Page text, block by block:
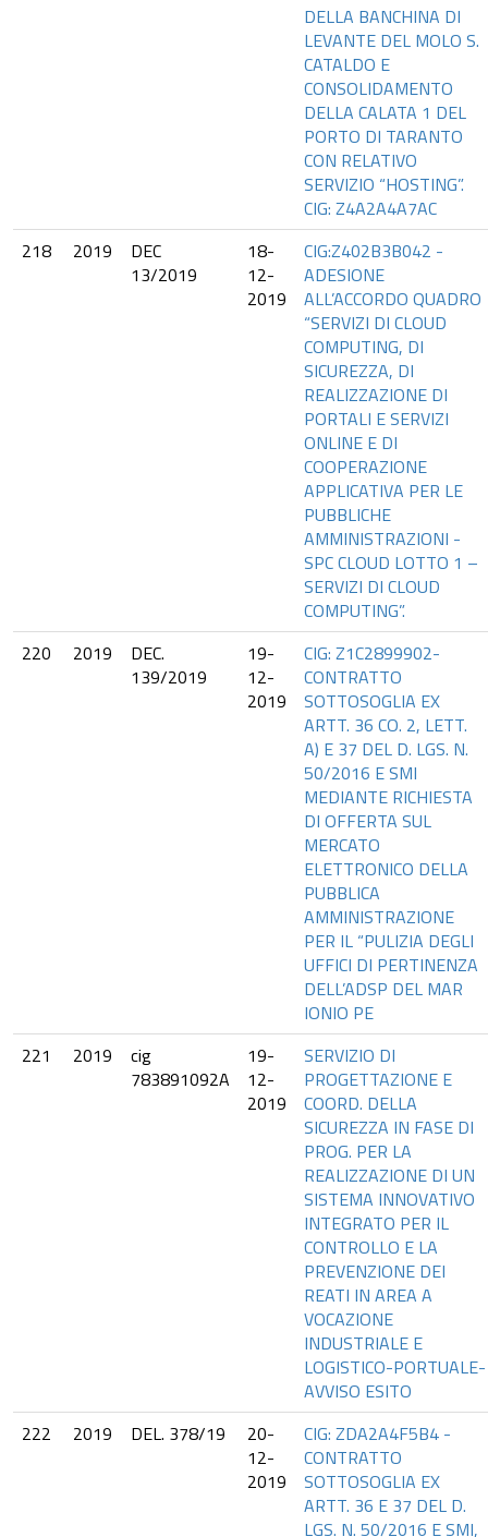
DELLA BANCHINA DI
LEVANTE DEL MOLO S.
CATALDO E
CONSOLIDAMENTO
DELLA CALATA 1 DEL
PORTO DI TARANTO
CON RELATIVO
SERVIZIO “HOSTING”.
CIG: Z4A2A4A7AC
218
2019
DEC
13/2019
18-
12-
2019
CIG:Z402B3B042 -
ADESIONE
ALL’ACCORDO QUADRO
“SERVIZI DI CLOUD
COMPUTING, DI
SICUREZZA, DI
REALIZZAZIONE DI
PORTALI E SERVIZI
ONLINE E DI
COOPERAZIONE
APPLICATIVA PER LE
PUBBLICHE
AMMINISTRAZIONI -
SPC CLOUD LOTTO 1 –
SERVIZI DI CLOUD
COMPUTING”.
220
2019
DEC.
139/2019
19-
12-
2019
CIG: Z1C2899902-
CONTRATTO
SOTTOSOGLIA EX
ARTT. 36 CO. 2, LETT.
A) E 37 DEL D. LGS. N.
50/2016 E SMI
MEDIANTE RICHIESTA
DI OFFERTA SUL
MERCATO
ELETTRONICO DELLA
PUBBLICA
AMMINISTRAZIONE
PER IL “PULIZIA DEGLI
UFFICI DI PERTINENZA
DELL’ADSP DEL MAR
IONIO PE
221
2019
cig
783891092A
19-
12-
2019
SERVIZIO DI
PROGETTAZIONE E
COORD. DELLA
SICUREZZA IN FASE DI
PROG. PER LA
REALIZZAZIONE DI UN
SISTEMA INNOVATIVO
INTEGRATO PER IL
CONTROLLO E LA
PREVENZIONE DEI
REATI IN AREA A
VOCAZIONE
INDUSTRIALE E
LOGISTICO-PORTUALE-
AVVISO ESITO
222
2019 DEL. 378/19
20-
12-
2019
CIG: ZDA2A4F5B4 -
CONTRATTO
SOTTOSOGLIA EX
ARTT. 36 E 37 DEL D.
LGS. N. 50/2016 E SMI,